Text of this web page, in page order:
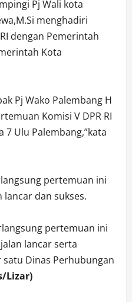
Pj Wali kota
menghadiri
dengan Pemerintah
Kota
Pj Wako Palembang H
Komisi V DPR RI
7 Ulu Palembang,”kata
pertemuan ini
dan sukses.
pertemuan ini
lancar serta
Dinas Perhubungan
Lizar)